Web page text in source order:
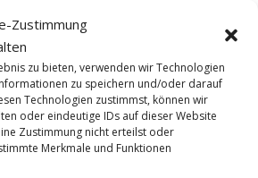
Zustimmung
zu bieten, verwenden wir Technologien
zu speichern und/oder darauf
Technologien zustimmst, können wir
oder eindeutige IDs auf dieser Website
Zustimmung nicht erteilst oder
Merkmale und Funktionen
Stadt. Die Ateliers bieten
langfristig erschwingliche
fördern den kreativen
Musik Installationen e.V. –
Nürnberg 2025
Installationen e.V. erhält 80.000